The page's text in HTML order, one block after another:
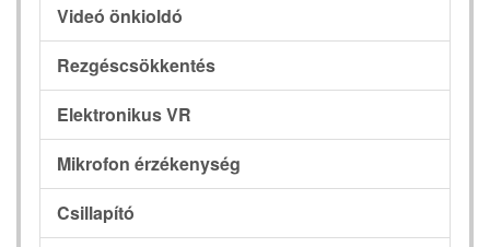
Videó önkioldó
Rezgéscsökkentés
Elektronikus VR
Mikrofon érzékenység
Csillapító